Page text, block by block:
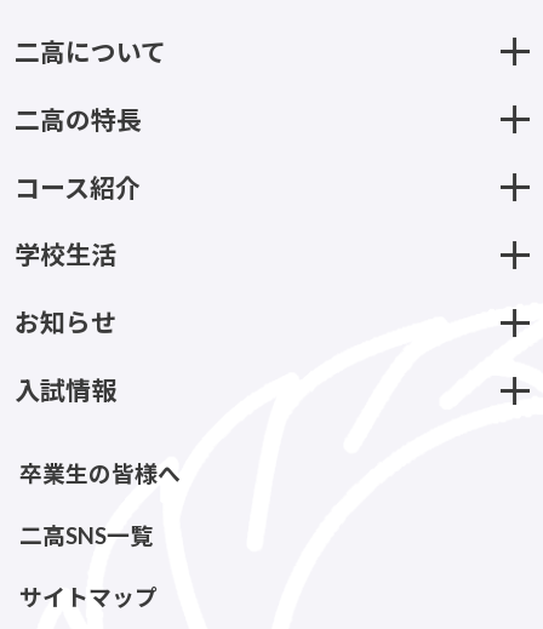
二高について
二高の特長
コース紹介
学校生活
お知らせ
入試情報
卒業生の皆様へ
二高SNS一覧
サイトマップ